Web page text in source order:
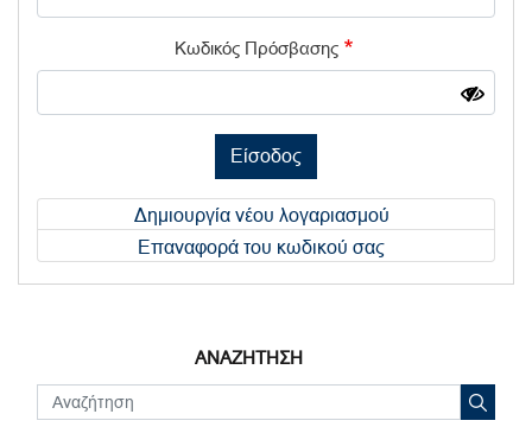
Κωδικός Πρόσβασης
Είσοδος
Δημιουργία νέου λογαριασμού
Επαναφορά του κωδικού σας
ΑΝΑΖΗΤΗΣΗ